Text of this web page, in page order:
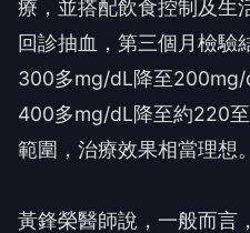
療，並搭配飲食控制及生
回診抽血，第三個月檢驗
300多mg/dL降至200mg/
400多mg/dL降至約220
範圍，治療效果相當理想。
黃鋒榮醫師說，一般而言